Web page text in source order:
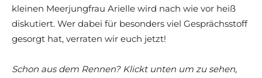
kleinen Meerjungfrau Arielle wird nach wie vor heiß
diskutiert. Wer dabei für besonders viel Gesprächsstoff
gesorgt hat, verraten wir euch jetzt!
Schon aus dem Rennen? Klickt unten um zu sehen,